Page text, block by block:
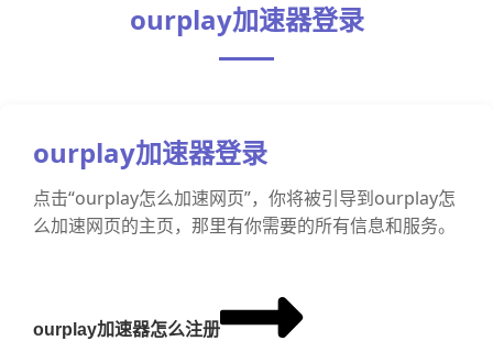
ourplay加速器登录
ourplay加速器登录
点击“ourplay怎么加速网页”，你将被引导到ourplay怎
么加速网页的主页，那里有你需要的所有信息和服务。
ourplay加速器怎么注册